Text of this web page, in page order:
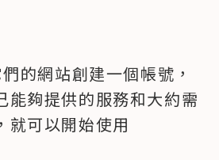
的網站創建一個帳號，
能夠提供的服務和大約需
就可以開始使用